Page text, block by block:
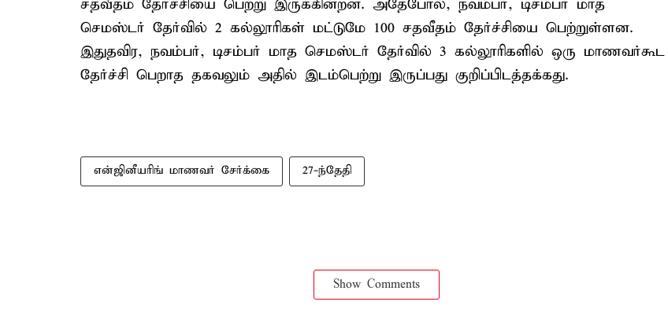
சதவீதம் தேர்ச்சியை பெற்று இருக்கின்றன. அதேபோல், நவம்பர், டிசம்பர் மாத
செமஸ்டர் தேர்வில் 2 கல்லூரிகள் மட்டுமே 100 சதவீதம் தேர்ச்சியை பெற்றுள்ளன.
இதுதவிர, நவம்பர், டிசம்பர் மாத செமஸ்டர் தேர்வில் 3 கல்லூரிகளில் ஒரு மாணவர்கூட
தேர்ச்சி பெறாத தகவலும் அதில் இடம்பெற்று இருப்பது குறிப்பிடத்தக்கது.
என்ஜினீயரிங் மாணவர் சேர்க்கை 27-ந்தேதி
Show Comments